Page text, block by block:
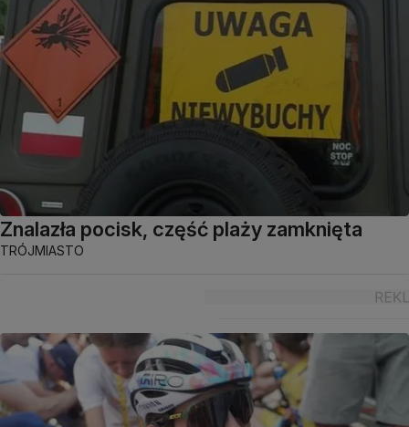
Znalazła pocisk, część plaży zamknięta
TRÓJMIASTO